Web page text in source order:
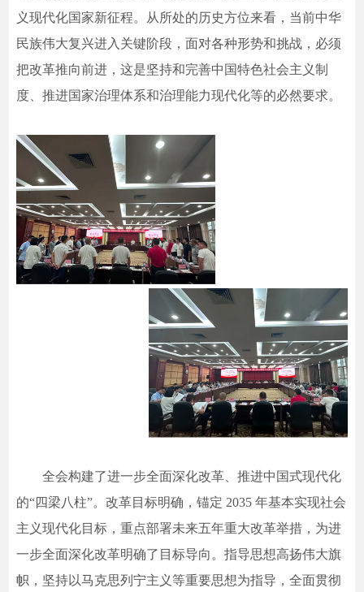
义现代化国家新征程。从所处的历史方位来看，当前中华
民族伟大复兴进入关键阶段，面对各种形势和挑战，必须
把改革推向前进，这是坚持和完善中国特色社会主义制
度、推进国家治理体系和治理能力现代化等的必然要求。
全会构建了进一步全面深化改革、推进中国式现代化
的“四梁八柱”。改革目标明确，锚定 2035 年基本实现社会
主义现代化目标，重点部署未来五年重大改革举措，为进
一步全面深化改革明确了目标导向。指导思想高扬伟大旗
帜，坚持以马克思列宁主义等重要思想为指导，全面贯彻